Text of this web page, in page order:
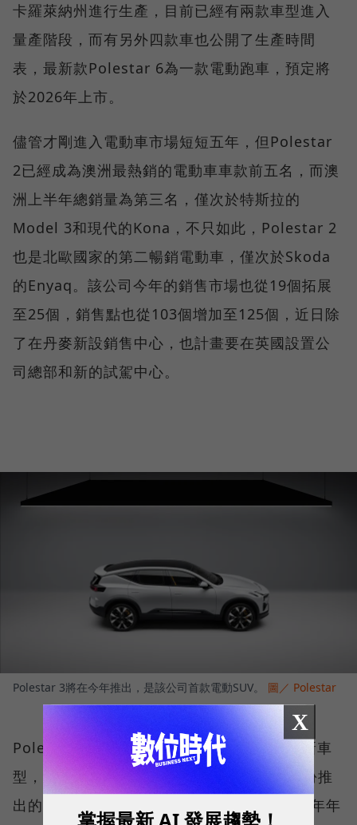
卡羅萊納州進行生產，目前已經有兩款車型進入
量產階段，而有另外四款車也公開了生產時間
表，最新款Polestar 6為一款電動跑車，預定將
於2026年上市。
儘管才剛進入電動車市場短短五年，但Polestar
2已經成為澳洲最熱銷的電動車車款前五名，而澳
洲上半年總銷量為第三名，僅次於特斯拉的
Model 3和現代的Kona，不只如此，Polestar 2
也是北歐國家的第二暢銷電動車，僅次於Skoda
的Enyaq。該公司今年的銷售市場也從19個拓展
至25個，銷售點也從103個增加至125個，近日除
了在丹麥新設銷售中心，也計畫要在英國設置公
司總部和新的試駕中心。
Polestar 3將在今年推出，是該公司首款電動SUV。 圖／ Polestar
Polestar計畫在未來三年內固定每年皆推出新車
型，其中揭開序幕的是該公司將於今年10月份推
出的首款電動SUV─Polestar 3，更預計在明年年
X
掌握最新 AI 發展趨勢！